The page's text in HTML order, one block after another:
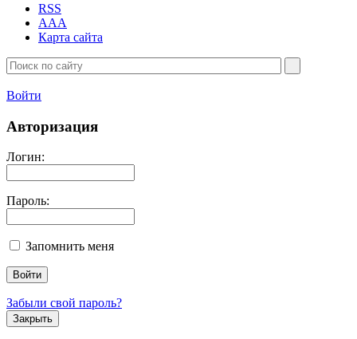
RSS
AAA
Карта сайта
Войти
Авторизация
Логин:
Пароль:
Запомнить меня
Забыли свой пароль?
Закрыть